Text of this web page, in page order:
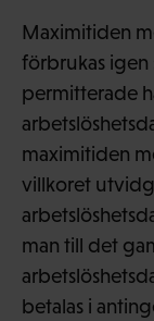
Maximitiden
förbrukas igen
permitterade
maximitiden
villkoret
man till det
betalas i